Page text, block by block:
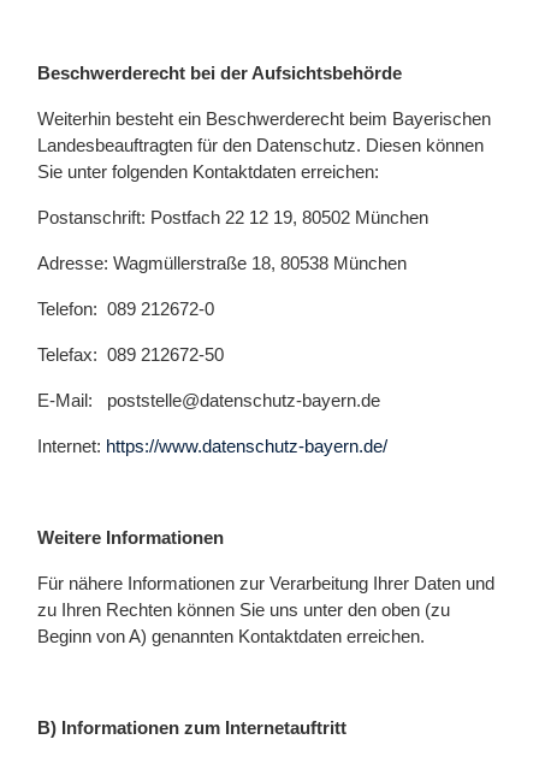
Beschwerderecht bei der Aufsichtsbehörde
Weiterhin besteht ein Beschwerderecht beim Bayerischen
Landesbeauftragten für den Datenschutz. Diesen können
Sie unter folgenden Kontaktdaten erreichen:
Postanschrift: Postfach 22 12 19, 80502 München
Adresse: Wagmüllerstraße 18, 80538 München
Telefon: 089 212672-0
Telefax: 089 212672-50
E-Mail: poststelle@datenschutz-bayern.de
Internet: https://www.datenschutz-bayern.de/
Weitere Informationen
Für nähere Informationen zur Verarbeitung Ihrer Daten und
zu Ihren Rechten können Sie uns unter den oben (zu
Beginn von A) genannten Kontaktdaten erreichen.
B) Informationen zum Internetauftritt